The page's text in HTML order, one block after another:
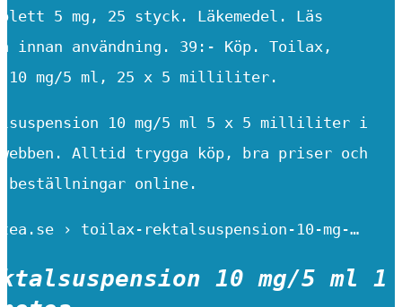
5 mg, 25 styck. Läkemedel. Läs
innan användning. 39:- Köp. Toilax,
10 mg/5 ml, 25 x 5 milliliter.
10 mg/5 ml 5 x 5 milliliter i
Alltid trygga köp, bra priser och
online.
› toilax-rektalsuspension-10-mg-…
10 mg/5 ml 1